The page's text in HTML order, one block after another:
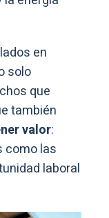
en
solo
que
también
valor:
como las
laboral